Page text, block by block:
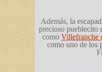
Además, la
precioso pueblecito
como Villefranche
como uno de los